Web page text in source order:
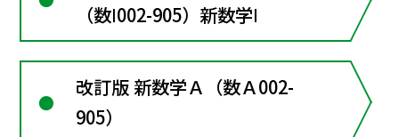
（数Ⅰ002-905）新数学Ⅰ
改訂版 新数学Ａ（数Ａ002-
905）